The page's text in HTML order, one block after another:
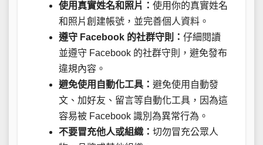
使用真實姓名和照片： 使用你的真實姓名
和照片創建帳號，並完善個人資料。
遵守 Facebook 的社群守則： 仔細閱讀
並遵守 Facebook 的社群守則，避免發布
違規內容。
避免使用自動化工具： 避免使用自動發
文、加好友、留言等自動化工具，因為這
容易被 Facebook 識別為異常行為。
不要冒充他人或組織： 切勿冒充公眾人